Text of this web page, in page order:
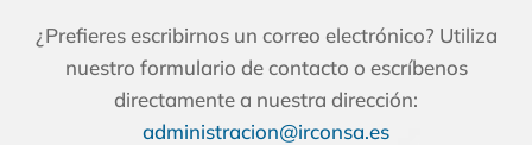
¿Prefieres escribirnos un correo electrónico? Utiliza
nuestro formulario de contacto o escríbenos
directamente a nuestra dirección:
administracion@irconsa.es